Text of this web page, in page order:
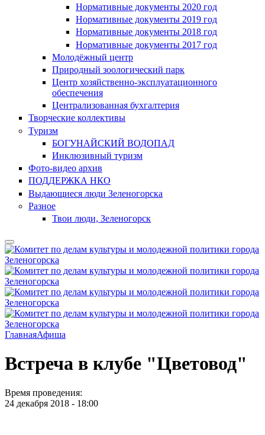
Нормативные документы 2020 год
Нормативные документы 2019 год
Нормативные документы 2018 год
Нормативные документы 2017 год
Молодёжный центр
Природный зоологический парк
Центр хозяйственно-эксплуатационного
обеспечения
Централизованная бухгалтерия
Творческие коллективы
Туризм
БОГУНАЙСКИЙ ВОДОПАД
Инклюзивный туризм
Фото-видео архив
ПОДДЕРЖКА НКО
Выдающиеся люди Зеленогорска
Разное
Твои люди, Зеленогорск
ГлавнаяАфиша
Встреча в клубе "Цветовод"
Время проведения:
24 декабря 2018 - 18:00